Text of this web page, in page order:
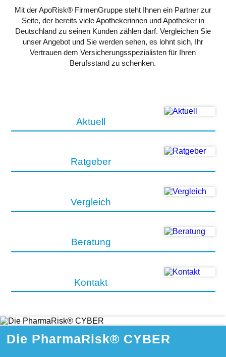
Mit der ApoRisk® FirmenGruppe steht Ihnen ein Partner zur
Seite, der bereits viele Apothekerinnen und Apotheker in
Deutschland zu seinen Kunden zählen darf. Vergleichen Sie
unser Angebot und Sie werden sehen, es lohnt sich, Ihr
Vertrauen dem Versicherungsspezialisten für Ihren
Berufsstand zu schenken.
Aktuell
Ratgeber
Vergleich
Beratung
Kontakt
Die PharmaRisk® CYBER